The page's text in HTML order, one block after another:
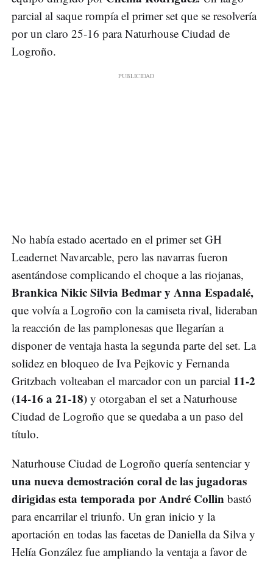
parcial al saque rompía el primer set que se resolvería
por un claro 25-16 para Naturhouse Ciudad de
Logroño.
No había estado acertado en el primer set GH
Leadernet Navarcable, pero las navarras fueron
asentándose complicando el choque a las riojanas,
Brankica Nikic Silvia Bedmar y Anna Espadalé,
que volvía a Logroño con la camiseta rival, lideraban
la reacción de las pamplonesas que llegarían a
disponer de ventaja hasta la segunda parte del set. La
solidez en bloqueo de Iva Pejkovic y Fernanda
Gritzbach volteaban el marcador con un parcial 11-2
(14-16 a 21-18) y otorgaban el set a Naturhouse
Ciudad de Logroño que se quedaba a un paso del
título.
Naturhouse Ciudad de Logroño quería sentenciar y
una nueva demostración coral de las jugadoras
dirigidas esta temporada por André Collin bastó
para encarrilar el triunfo. Un gran inicio y la
aportación en todas las facetas de Daniella da Silva y
Helía González fue ampliando la ventaja a favor de